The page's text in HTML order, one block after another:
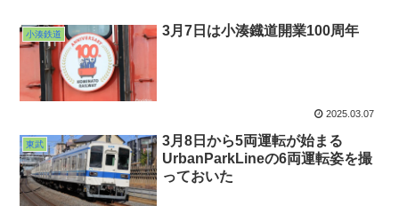
小湊鉄道 3月7日は小湊鐡道開業100周年
2025.03.07
東武
3月8日から5両運転が始まる
UrbanParkLineの6両運転姿を撮
っておいた